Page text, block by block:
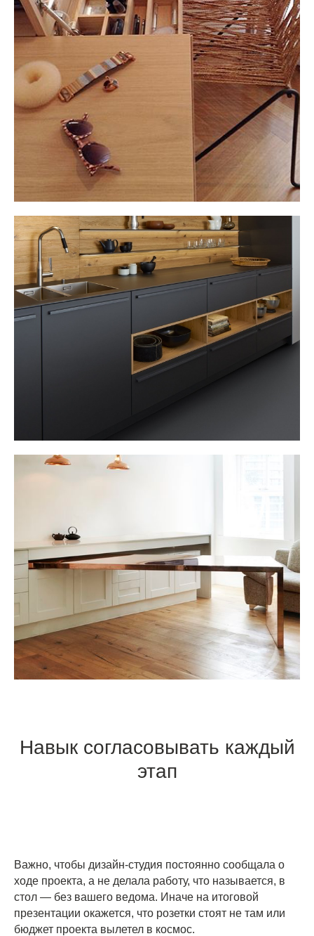
Навык согласовывать каждый
этап
Важно, чтобы дизайн-студия постоянно сообщала о
ходе проекта, а не делала работу, что называется, в
стол — без вашего ведома. Иначе на итоговой
презентации окажется, что розетки стоят не там или
бюджет проекта вылетел в космос.